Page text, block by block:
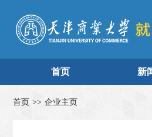
首页 新
首页 >> 企业主页